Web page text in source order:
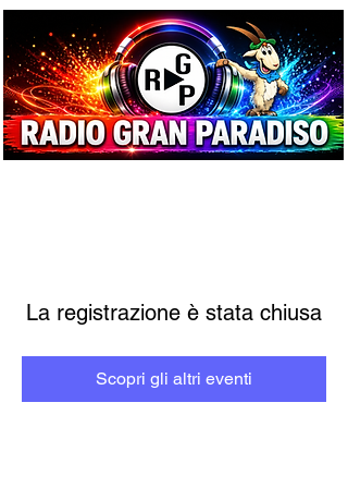
La registrazione è stata chiusa
Scopri gli altri eventi